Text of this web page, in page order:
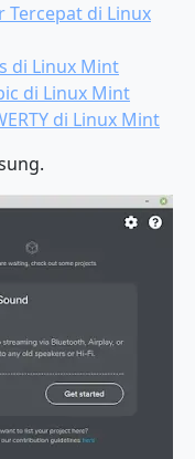
Tercepat di Linux
di Linux Mint
di Linux Mint
di Linux Mint